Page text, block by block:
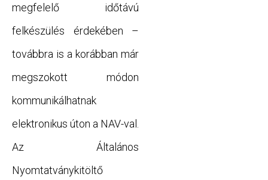
megfelelő időtávú
felkészülés érdekében –
továbbra is a korábban már
megszokott módon
kommunikálhatnak
elektronikus úton a NAV-val.
Az Általános
Nyomtatványkitöltő